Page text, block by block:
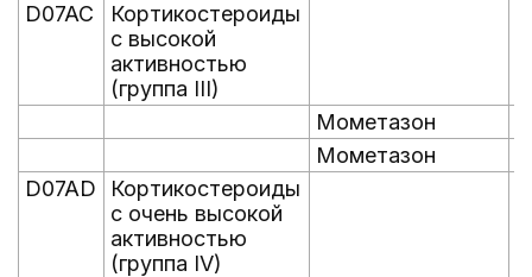
D07AC
Кортикостероиды
с высокой
активностью
(группа III)
Мометазон
Мометазон
D07AD
Кортикостероиды
с очень высокой
активностью
(группа IV)